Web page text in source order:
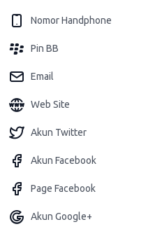
Nomor Handphone
Pin BB
Email
Web Site
Akun Twitter
Akun Facebook
Page Facebook
Akun Google+